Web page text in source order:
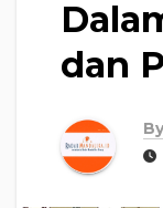
dan
By